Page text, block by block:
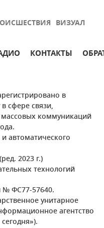
ВИЗУАЛ
КОНТАКТЫ
в
сфере связи,
коммуникаций
автоматического
2023 г.)
технологий
№ ФС77-57640.
унитарное
агентство